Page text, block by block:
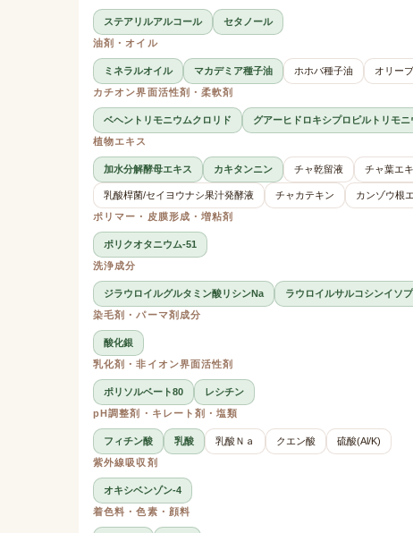
ステアリルアルコール
セタノール
油剤・オイル
ミネラルオイル マカデミア種子油 ホホバ種子油 オリー
カチオン界面活性剤・柔軟剤
ベヘントリモニウムクロリド グアーヒドロキシプロピルトリモニ
植物エキス
加水分解酵母エキス カキタンニン チャ乾留液 チャ葉エ
乳酸桿菌/セイヨウナシ果汁発酵液 チャカテキン
カンゾウ根
ポリマー・皮膜形成・増粘剤
ポリクオタニウム-51
洗浄成分
ジラウロイルグルタミン酸リシンNa
ラウロイルサルコシンイソ
染毛剤・パーマ剤成分
酸化銀
乳化剤・非イオン界面活性剤
ポリソルベート80
レシチン
pH調整剤・キレート剤・塩類
フィチン酸 乳酸 乳酸Ｎａ クエン酸
硫酸(Al/K)
紫外線吸収剤
オキシベンゾン-4
着色料・色素・顔料